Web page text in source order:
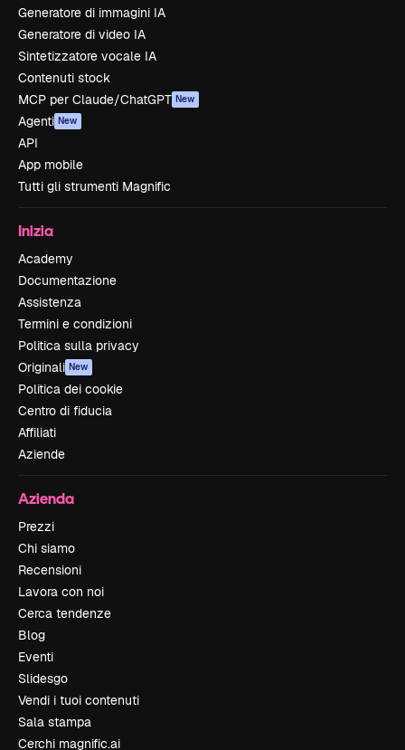
Generatore di immagini IA
Generatore di video IA
Sintetizzatore vocale IA
Contenuti stock
MCP per Claude/ChatGPT New
Agenti New
API
App mobile
Tutti gli strumenti Magnific
Inizia
Academy
Documentazione
Assistenza
Termini e condizioni
Politica sulla privacy
Originali New
Politica dei cookie
Centro di fiducia
Affiliati
Aziende
Azienda
Prezzi
Chi siamo
Recensioni
Lavora con noi
Cerca tendenze
Blog
Eventi
Slidesgo
Vendi i tuoi contenuti
Sala stampa
Cerchi magnific.ai